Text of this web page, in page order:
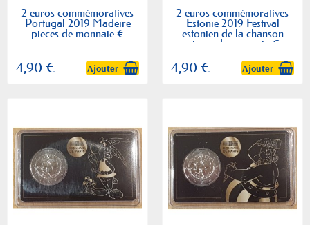
2 euros commémoratives
Portugal 2019 Madeire
pieces de monnaie €
4,90 € Ajouter
2 euros commémoratives
Estonie 2019 Festival
estonien de la chanson
pieces de monnaie €
4,90 € Ajouter